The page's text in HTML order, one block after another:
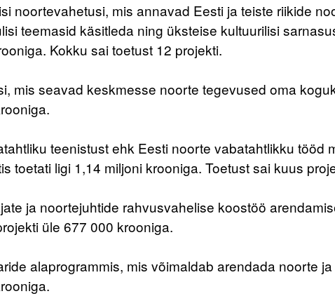
noortevahetusi, mis annavad Eesti ja teiste riikide
teemasid käsitleda ning üksteise kultuurilisi
Kokku sai toetust 12 projekti.
mis seavad keskmesse noorte tegevused oma
teenistust ehk Eesti noorte vabatahtlikku tööd
toetati ligi 1,14 miljoni krooniga. Toetust sai kuus
ja noortejuhtide rahvusvahelise koostöö
üle 677 000 krooniga.
alaprogrammis, mis võimaldab arendada noorte